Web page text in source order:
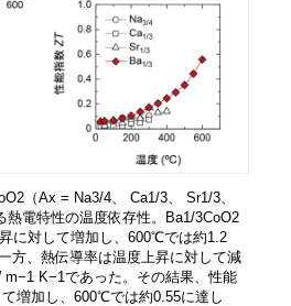
（Ax = Na3/4、 Ca1/3、 Sr1/3、
熱電特性の温度依存性。Ba1/3CoO2
に対して増加し、600℃では約1.2
方、熱伝導率は温度上昇に対して減
K−1であった。その結果、性能
増加し、600℃では約0.55に達し